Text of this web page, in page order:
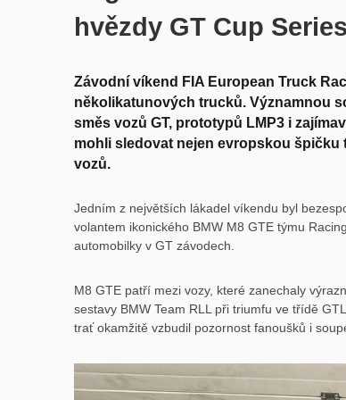
hvězdy GT Cup Series
Závodní víkend FIA European Truck
několikatunových trucků. Významnou
směs vozů GT, prototypů LMP3 i
mohli sledovat nejen evropskou
vozů.
Jedním z největších lákadel víkendu byl
volantem ikonického BMW M8 GTE týmu
automobilky v GT závodech.
M8 GTE patří mezi vozy, které zanechaly
sestavy BMW Team RLL při triumfu ve třídě
trať okamžitě vzbudil pozornost fanoušků i